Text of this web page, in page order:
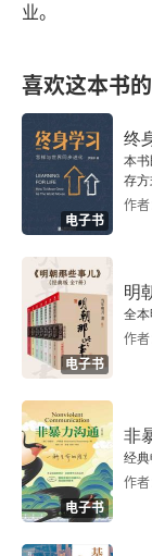
论教育的诗性
抱持理想 开创
业。
喜欢这本书
电子书
终
本
存方
作
电子书
明
全本
作者
电子书
非
经典
作者